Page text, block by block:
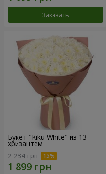
Заказать
Букет "Kiku White" из 13
хризантем
2 234 грн